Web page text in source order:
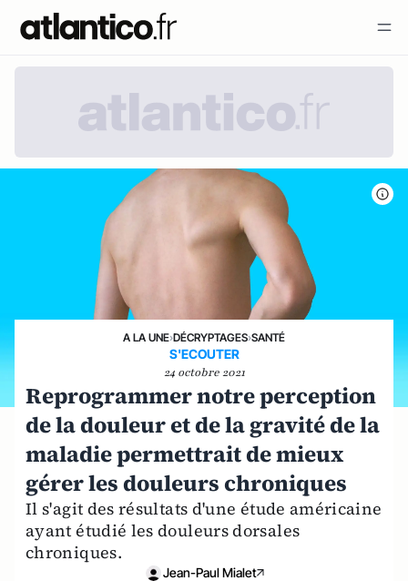
A LA UNE›DÉCRYPTAGES›SANTÉ
S'ECOUTER
24 octobre 2021
Reprogrammer notre perception
de la douleur et de la gravité de la
maladie permettrait de mieux
gérer les douleurs chroniques
Il s'agit des résultats d'une étude américaine
ayant étudié les douleurs dorsales
chroniques.
Jean-Paul Mialet